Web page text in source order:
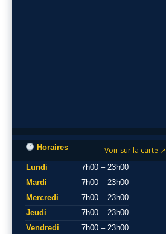
Voir sur la carte ↗
Horaires
Lundi
7h00 – 23h00
Mardi
7h00 – 23h00
Mercredi
7h00 – 23h00
Jeudi
7h00 – 23h00
Vendredi
7h00 – 23h00